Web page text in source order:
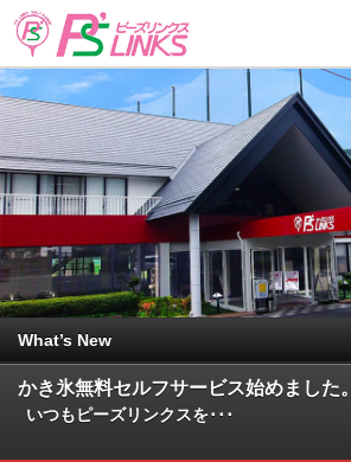
What’s New
かき氷無料セルフサービス始めました。
いつもピーズリンクスを･･･